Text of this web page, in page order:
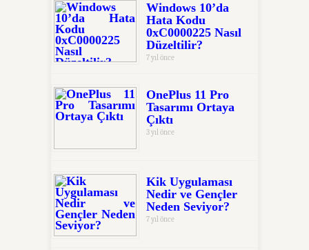
Windows 10’da
Hata Kodu
0xC0000225 Nasıl
Düzeltilir?
7 yıl önce
OnePlus 11 Pro
Tasarımı Ortaya
Çıktı
3 yıl önce
Kik Uygulaması
Nedir ve Gençler
Neden Seviyor?
7 yıl önce